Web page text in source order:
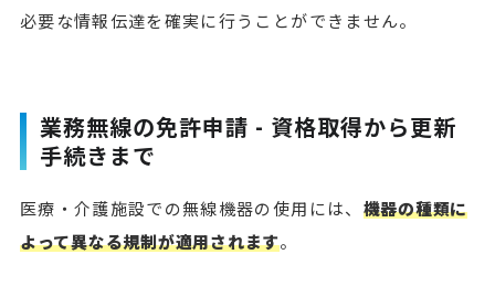
必要な情報伝達を確実に行うことができません。
業務無線の免許申請 - 資格取得から更新
手続きまで
医療・介護施設での無線機器の使用には、 機器の種類に
よって異なる規制が適用されます。